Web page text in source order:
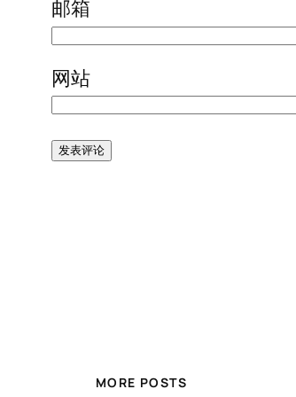
邮箱
网站
MORE POSTS